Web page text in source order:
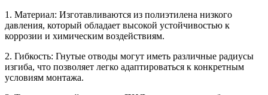
1. Материал: Изготавливаются из полиэтилена низкого
давления, который обладает высокой устойчивостью к
коррозии и химическим воздействиям.
2. Гибкость: Гнутые отводы могут иметь различные радиусы
изгиба, что позволяет легко адаптироваться к конкретным
условиям монтажа.